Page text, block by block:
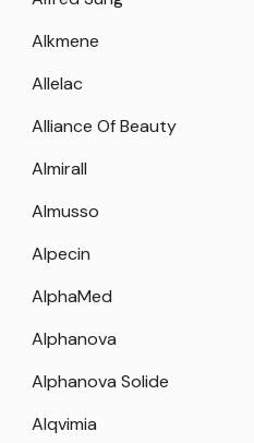
Alkmene
Allelac
Alliance Of Beauty
Almirall
Almusso
Alpecin
AlphaMed
Alphanova
Alphanova Solide
Alqvimia